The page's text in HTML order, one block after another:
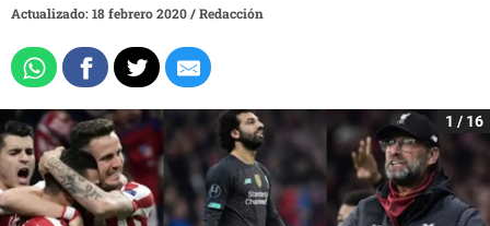
Actualizado: 18 febrero 2020/Redacción
1 / 16